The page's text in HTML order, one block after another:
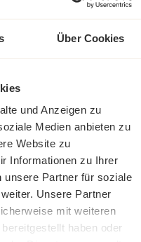
Über Cookies
und Anzeigen zu
Medien anbieten zu
Website zu
Informationen zu Ihrer
unsere Partner für soziale
Unsere Partner
mit weiteren
haben oder
300 cm im
ist ein hochwertiges,
in Ihrem Haus
und eine gute Figur
von
unserem vielseitg
Möbelstück vereint auf
Ästhetik. Es bietet
gleichzeitig
Lieblingsstücke.